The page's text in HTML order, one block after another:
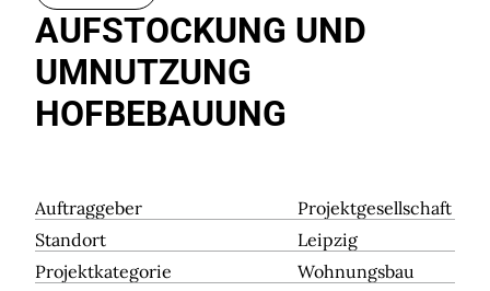
AUFSTOCKUNG UND
UMNUTZUNG
HOFBEBAUUNG
Auftraggeber
Projektgesellschaft
Standort
Leipzig
Projektkategorie
Wohnungsbau